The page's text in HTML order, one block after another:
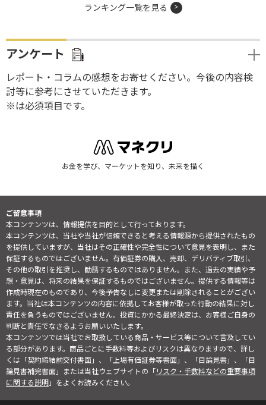
ランキング一覧を見る
アンケート
レポート・コラムの感想をお寄せください。今後の内容検
討等に参考にさせていただきます。
※は必須項目です。
お金を学び、マーケットを知り、未来を描く
ご留意事項
本コンテンツは、情報提供を目的として行っております。
本コンテンツは、当社や当社が信頼できると考える情報源から提供されたもの
を提供していますが、当社はその正確性や完全性について意見を表明し、また
保証するものではございません。有価証券の購入、売却、デリバティブ取引、
その他の取引を推奨し、勧誘するものではありません。また、過去の実績や予
想・意見は、将来の結果を保証するものではございません。提供する情報等は
作成時現在のものであり、今後予告なしに変更または削除されることがござい
ます。当社は本コンテンツの内容に依拠してお客様が取った行動の結果に対し
責任を負うものではございません。投資にかかる最終決定は、お客様ご自身の
判断と責任でなさるようお願いいたします。
本コンテンツでは当社でお取扱している商品・サービス等について言及してい
る部分があります。商品ごとに手数料等およびリスクは異なりますので、詳し
くは「契約締結前交付書面」、「上場有価証券等書面」、「目論見書」、「目
論見書補完書面」または当社ウェブサイトの「リスク・手数料などの重要事項
に関する説明」をよくお読みください。